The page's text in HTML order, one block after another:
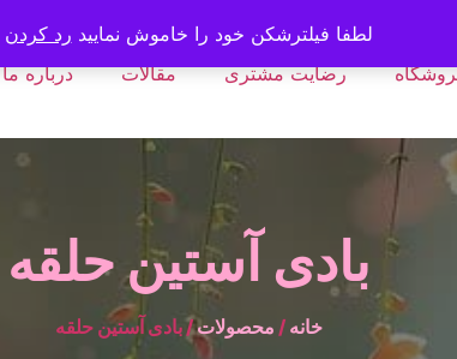
رضایت مشتری مقالات درباره ما
بادی آستین حلقه
خانه / محصولات/ بادی آستین حلقه
لطفا فیلترشکن خود را خاموش نمایید رد کردن